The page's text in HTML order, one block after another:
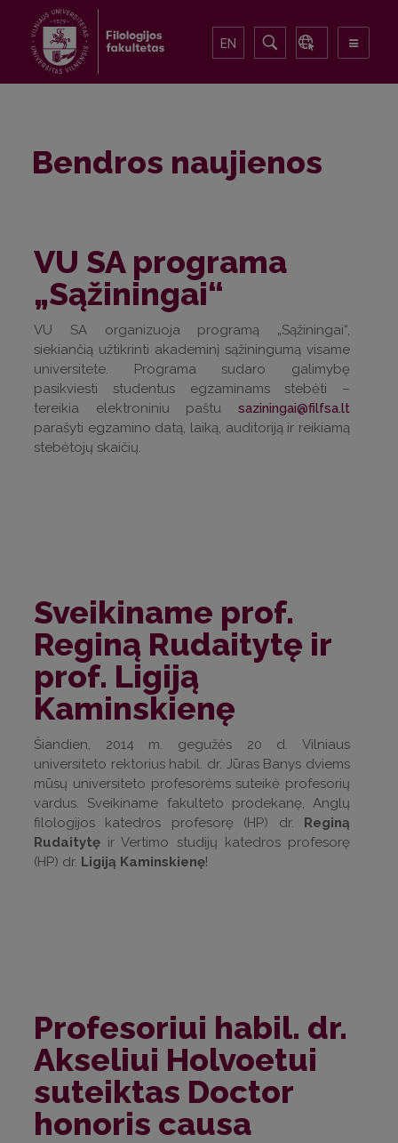
EN
Bendros naujienos
VU SA programa
„Sąžiningai“
VU SA organizuoja programą „Sąžiningai“,
siekiančią užtikrinti akademinį sąžiningumą visame
universitete. Programa sudaro galimybę
pasikviesti studentus egzaminams stebėti –
tereikia elektroniniu paštu saziningai@filfsa.lt
parašyti egzamino datą, laiką, auditoriją ir reikiamą
stebėtojų skaičių.
Sveikiname prof.
Reginą Rudaitytę ir
prof. Ligiją
Kaminskienę
Šiandien, 2014 m. gegužės 20 d. Vilniaus
universiteto rektorius habil. dr. Jūras Banys dviems
mūsų universiteto profesorėms suteikė profesorių
vardus. Sveikiname fakulteto prodekanę, Anglų
filologijos katedros profesorę (HP) dr. Reginą
Rudaitytę ir Vertimo studijų katedros profesorę
(HP) dr. Ligiją Kaminskienę!
Profesoriui habil. dr.
Akseliui Holvoetui
suteiktas Doctor
honoris causa